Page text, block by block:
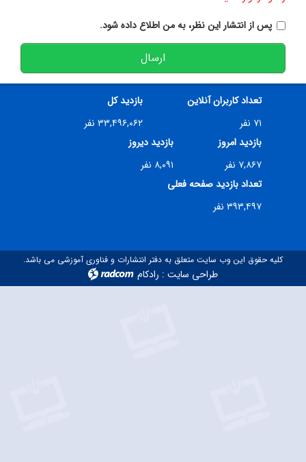
پس از انتشار این نظر، به من اطلاع داده شود.
ارسال
تعداد کاربران آنلاین
۷۱ نفر
بازدید کل
۳۳,۴۹۶,۰۶۲ نفر
بازدید امروز
۷,۸۶۷ نفر
بازدید دیروز
۸,۰۹۱ نفر
تعداد بازدید صفحه فعلی
۳۹۳,۴۹۷ نفر
کلیه حقوق این وب سایت متعلق به دفتر انتشارات و فناوری آموزشی می باشد.
طراحی سایت : رادکام radcom